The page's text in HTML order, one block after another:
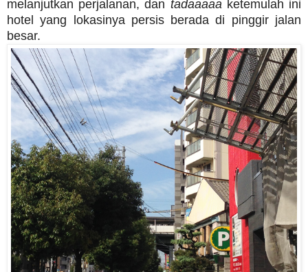
melanjutkan perjalanan, dan tadaaaaaketemulah ini
hotel yang lokasinya persis berada di pinggir jalan
besar.